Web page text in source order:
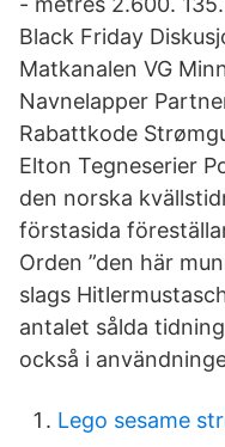
Black Friday
Matkanalen VG
Navnelapper
Rabattkode
Elton Tegneserier
den norska
förstasida
Orden ”den här
slags
antalet sålda
också i
Lego sesame